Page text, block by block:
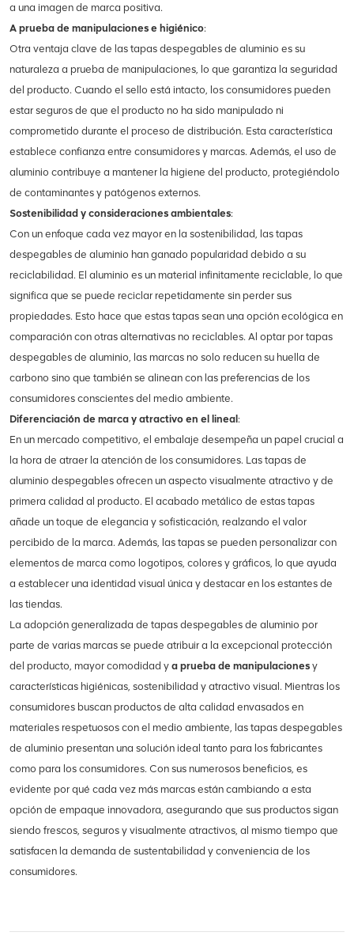
a una imagen de marca positiva.
A prueba de manipulaciones e higiénico:
Otra ventaja clave de las tapas despegables de aluminio es su
naturaleza a prueba de manipulaciones, lo que garantiza la seguridad
del producto. Cuando el sello está intacto, los consumidores pueden
estar seguros de que el producto no ha sido manipulado ni
comprometido durante el proceso de distribución. Esta característica
establece confianza entre consumidores y marcas. Además, el uso de
aluminio contribuye a mantener la higiene del producto, protegiéndolo
de contaminantes y patógenos externos.
Sostenibilidad y consideraciones ambientales:
Con un enfoque cada vez mayor en la sostenibilidad, las tapas
despegables de aluminio han ganado popularidad debido a su
reciclabilidad. El aluminio es un material infinitamente reciclable, lo que
significa que se puede reciclar repetidamente sin perder sus
propiedades. Esto hace que estas tapas sean una opción ecológica en
comparación con otras alternativas no reciclables. Al optar por tapas
despegables de aluminio, las marcas no solo reducen su huella de
carbono sino que también se alinean con las preferencias de los
consumidores conscientes del medio ambiente.
Diferenciación de marca y atractivo en el lineal:
En un mercado competitivo, el embalaje desempeña un papel crucial a
la hora de atraer la atención de los consumidores. Las tapas de
aluminio despegables ofrecen un aspecto visualmente atractivo y de
primera calidad al producto. El acabado metálico de estas tapas
añade un toque de elegancia y sofisticación, realzando el valor
percibido de la marca. Además, las tapas se pueden personalizar con
elementos de marca como logotipos, colores y gráficos, lo que ayuda
a establecer una identidad visual única y destacar en los estantes de
las tiendas.
La adopción generalizada de tapas despegables de aluminio por
parte de varias marcas se puede atribuir a la excepcional protección
del producto, mayor comodidad y a prueba de manipulaciones y
características higiénicas, sostenibilidad y atractivo visual. Mientras los
consumidores buscan productos de alta calidad envasados en
materiales respetuosos con el medio ambiente, las tapas despegables
de aluminio presentan una solución ideal tanto para los fabricantes
como para los consumidores. Con sus numerosos beneficios, es
evidente por qué cada vez más marcas están cambiando a esta
opción de empaque innovadora, asegurando que sus productos sigan
siendo frescos, seguros y visualmente atractivos, al mismo tiempo que
satisfacen la demanda de sustentabilidad y conveniencia de los
consumidores.